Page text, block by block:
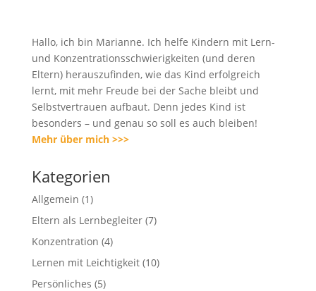
Hallo, ich bin Marianne. Ich helfe Kindern mit Lern-
und Konzentrations­schwierigkeiten (und deren
Eltern) herauszufinden, wie das Kind erfolgreich
lernt, mit mehr Freude bei der Sache bleibt und
Selbstvertrauen aufbaut. Denn jedes Kind ist
besonders – und genau so soll es auch bleiben!
Mehr über mich >>>
Kategorien
Allgemein (1)
Eltern als Lernbegleiter(7)
Konzentration (4)
Lernen mit Leichtigkeit(10)
Persönliches (5)